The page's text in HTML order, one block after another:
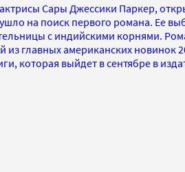
Сары Джессики Паркер,
на поиск первого романа. Ее
с индийскими корнями.
из главных американских новинок
которая выйдет в сентябре в